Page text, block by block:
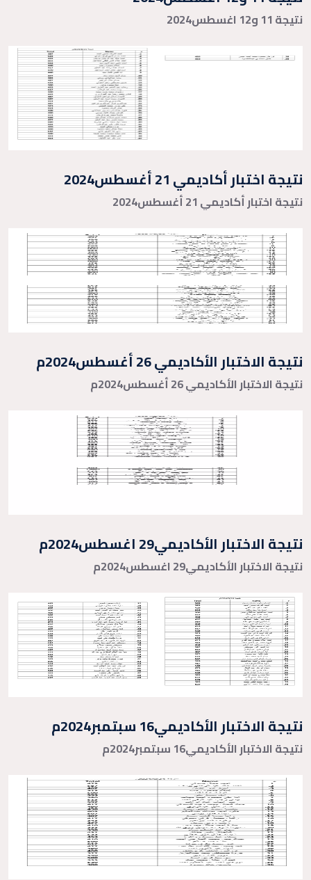
نتيجة 11 و12 اغسطس2024
نتيجة اختبار أكاديمي 21 أغسطس2024
نتيجة اختبار أكاديمي 21 أغسطس2024
نتيجة الاختبار الأكاديمي 26 أغسطس2024م
نتيجة الاختبار الأكاديمي 26 أغسطس2024م
نتيجة الاختبار الأكاديمي29 اغسطس2024م
نتيجة الاختبار الأكاديمي29 اغسطس2024م
نتيجة الاختبار الأكاديمي16 سبتمبر2024م
نتيجة الاختبار الأكاديمي16 سبتمبر2024م